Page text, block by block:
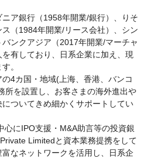
ニア銀行（1958年開業/銀行）、りそ
（1984年開業/リース会社）、シン
ンクアジア（2017年開業/マーチャ
有しており、日系企業に加え、現
。
4カ国・地域(上海、香港、バンコ
所を設置し、お客さまの海外進出や
ついてきめ細かくサポートしてい
心にIPO支援・M&A助言等の投資銀
Limitedと資本業務提携をして
なネットワークを活用し、日系企